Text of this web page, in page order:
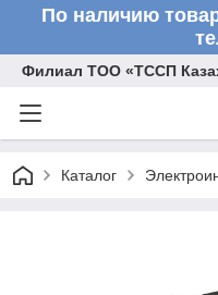
По наличию
Филиал ТОО «ТССП
Каталог